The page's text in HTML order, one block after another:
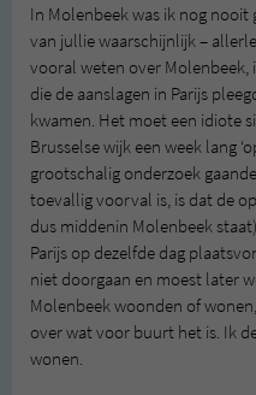
In Molenbeek was ik nog nooit
van jullie waarschijnlijk –
vooral weten over Molenbeek,
die de aanslagen in Parijs
kwamen. Het moet een idiote
Brusselse wijk een week lang
grootschalig onderzoek
toevallig voorval is, is dat de
dus middenin Molenbeek
Parijs op dezelfde dag
niet doorgaan en moest later
Molenbeek woonden of
over wat voor buurt het is. Ik
wonen.